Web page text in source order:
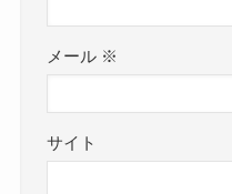
メール ※
サイト